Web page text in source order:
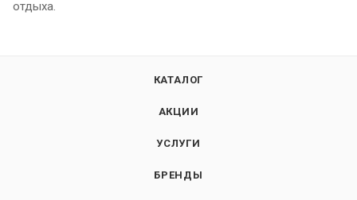
отдыха.
КАТАЛОГ
АКЦИИ
УСЛУГИ
БРЕНДЫ